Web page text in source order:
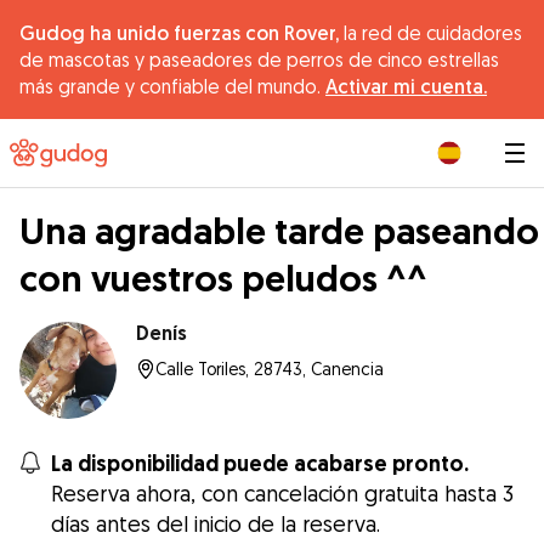
Gudog ha unido fuerzas con Rover, la red de cuidadores
de mascotas y paseadores de perros de cinco estrellas
más grande y confiable del mundo. Activar mi cuenta.
Una agradable tarde paseando
con vuestros peludos ^^
Denís
Calle Toriles, 28743, Canencia
La disponibilidad puede acabarse pronto.
Reserva ahora, con cancelación gratuita hasta 3
días antes del inicio de la reserva.